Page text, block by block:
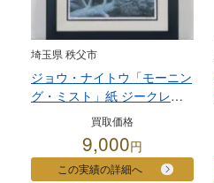
埼玉県 秩父市
ジョウ・ナイトウ「モーニン
グ・ミスト」紙 ジークレー
買取価格
9,000円
この実績の詳細へ